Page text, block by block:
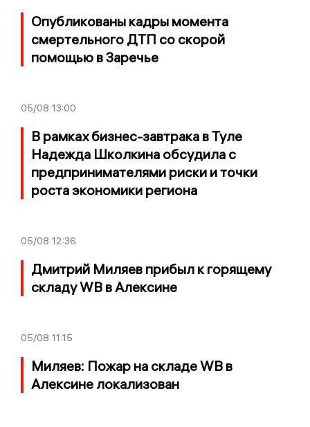
Опубликованы кадры момента
смертельного ДТП со скорой
помощью в Заречье
05/08 13:00
В рамках бизнес-завтрака в Туле
Надежда Школкина обсудила с
предпринимателями риски и точки
роста экономики региона
05/08 12:36
Дмитрий Миляев прибыл к горящему
складу WB в Алексине
05/08 11:15
Миляев: Пожар на складе WB в
Алексине локализован